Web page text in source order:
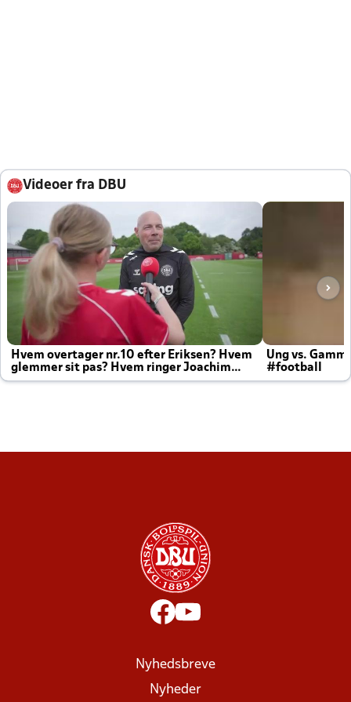
Videoer fra DBU
Hvem overtager nr.10 efter Eriksen? Hvem
glemmer sit pas? Hvem ringer Joachim
altid til efter kampe?
Ung vs.
#football
Nyhedsbreve
Nyheder